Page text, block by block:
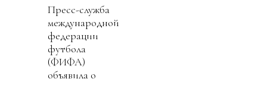
Пресс-служба
международной
федерации
футбола
(ФИФА)
объявила о